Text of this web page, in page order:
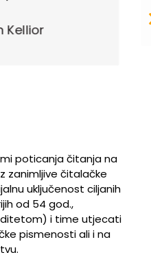
Kellior
poticanja čitanja na
zanimljive čitalačke
uključenost ciljanih
od 54 god.,
i time utjecati
pismenosti ali i na